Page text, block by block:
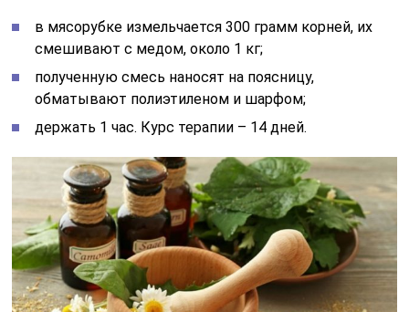
в мясорубке измельчается 300 грамм корней, их
смешивают с медом, около 1 кг;
полученную смесь наносят на поясницу,
обматывают полиэтиленом и шарфом;
держать 1 час. Курс терапии – 14 дней.